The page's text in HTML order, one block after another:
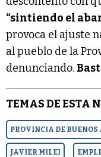
“sintiendo el
provoca el ajuste
al pueblo de la
denunciando.
TEMAS DE ESTA
PROVINCIA DE BUENOS
JAVIER MILEI